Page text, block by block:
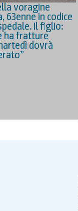
voragine
63enne in codice
Il figlio:
ha fratture
dovrà